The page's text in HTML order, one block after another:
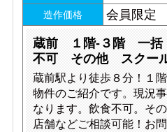
造作価格 会員限定
蔵前 １階‐３階 一
不可 その他 スクー
蔵前駅より徒歩８分！１
物件のご紹介です。現況
なります。飲食不可。そ
店舗などご相談可能！お